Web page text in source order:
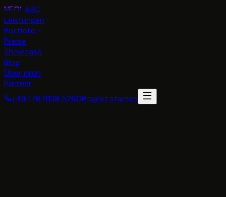
NEON ARC
Leistungen
Portfolio
Preise
Showcase
Blog
Über mich
Partner
+49 176 9138 5260Projekt starten